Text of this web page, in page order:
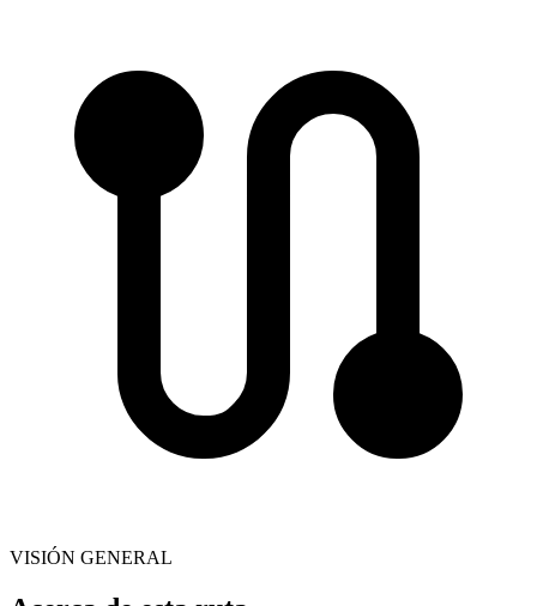
VISIÓN GENERAL